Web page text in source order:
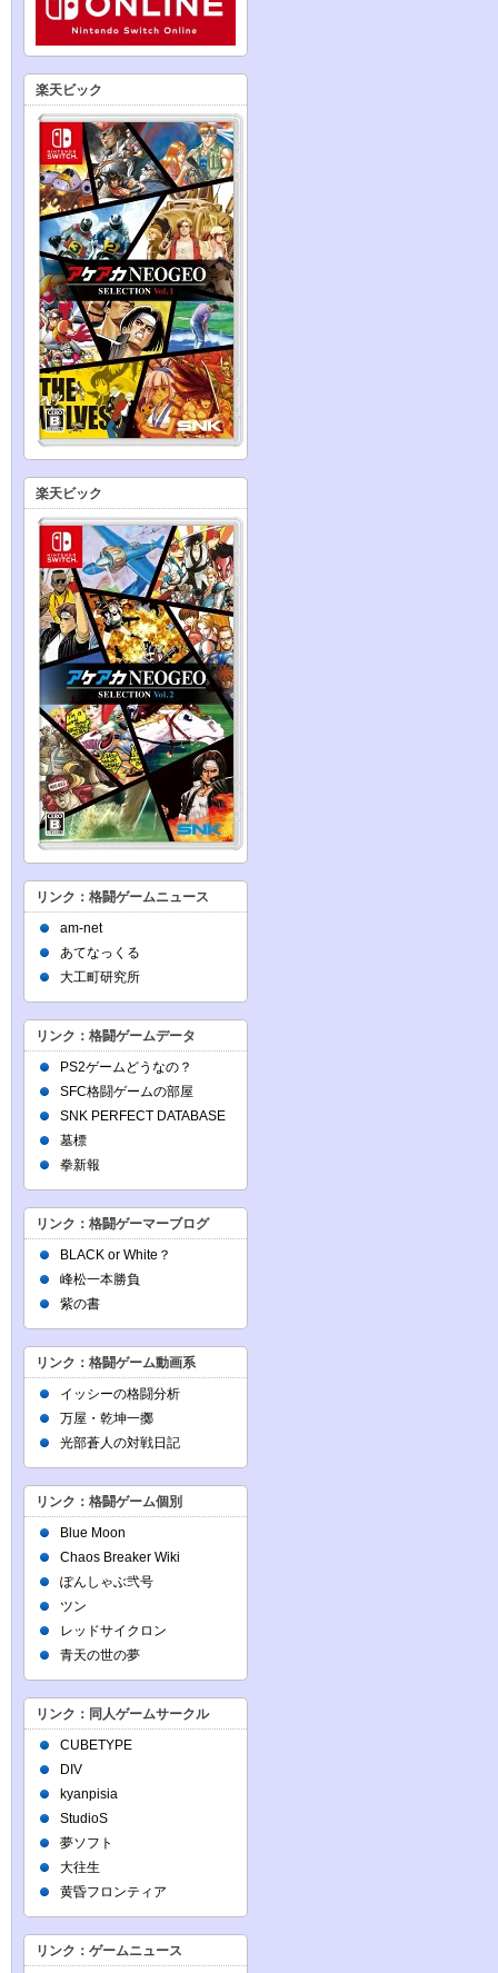
楽天ビック
楽天ビック
リンク：格闘ゲームニュース
am-net
あてなっくる
大工町研究所
リンク：格闘ゲームデータ
PS2ゲームどうなの？
SFC格闘ゲームの部屋
SNK PERFECT DATABASE
墓標
拳新報
リンク：格闘ゲーマーブログ
BLACK or White？
峰松一本勝負
紫の書
リンク：格闘ゲーム動画系
イッシーの格闘分析
万屋・乾坤一擲
光部蒼人の対戦日記
リンク：格闘ゲーム個別
Blue Moon
Chaos Breaker Wiki
ぽんしゃぶ弐号
ツン
レッドサイクロン
青天の世の夢
リンク：同人ゲームサークル
CUBETYPE
DIV
kyanpisia
StudioS
夢ソフト
大往生
黄昏フロンティア
リンク：ゲームニュース